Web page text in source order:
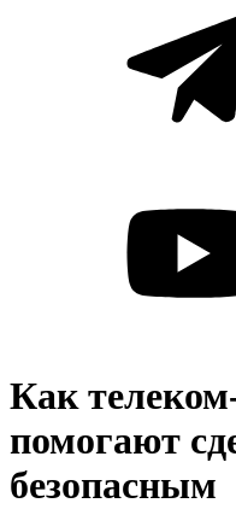
Как
помогают
безопасным